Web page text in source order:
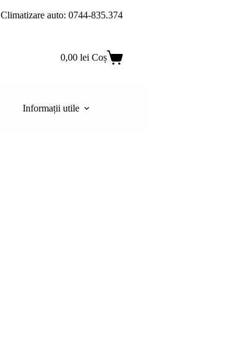
Climatizare auto: 0744-835.374
0,00 lei Coș
Informații utile